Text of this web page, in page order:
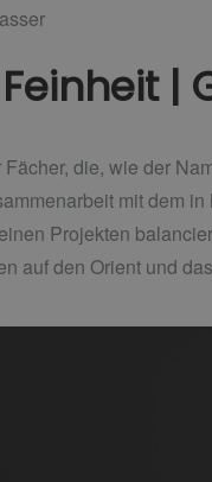
|
die, wie der
mit dem
Projekten
auf den Orient und